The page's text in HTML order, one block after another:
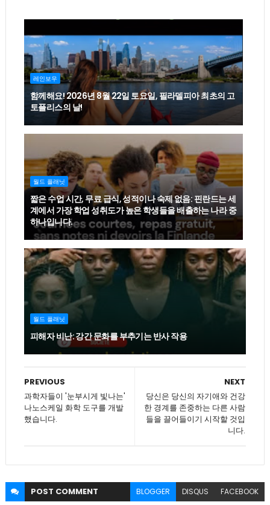
레인보우
함께해요! 2026년 8월 22일 토요일, 필라델피아 최초의 고
토플리스의 날!
월드 플래닛
짧은 수업 시간, 무료 급식, 성적이나 숙제 없음: 핀란드는 세
계에서 가장 학업 성취도가 높은 학생들을 배출하는 나라 중
하나입니다.
월드 플래닛
피해자 비난: 강간 문화를 부추기는 반사 작용
NEXT
당신은 당신의 자기애와 건강
한 경계를 존중하는 다른 사람
들을 끌어들이기 시작할 것입
니다.
PREVIOUS
과학자들이 '눈부시게 빛나는'
나노스케일 화학 도구를 개발
했습니다.
POST COMMENT BLOGGER DISQUS FACEBOOK